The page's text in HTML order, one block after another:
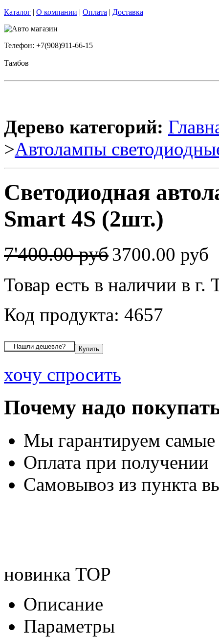
Каталог | О компании | Оплата | Доставка
Телефон: +7(908)911-66-15
Тамбов
Дерево категорий:
>Автолампы
Светодиодная
Smart 4S (2шт.)
7'400.00 руб3700.00 руб
Товар есть в наличии в г.
Код продукта: 4657
хочу спросить
Почему надо
Мы гарантируем
Оплата при получении
Самовывоз из пункта
новинка TOP
Описание
Параметры